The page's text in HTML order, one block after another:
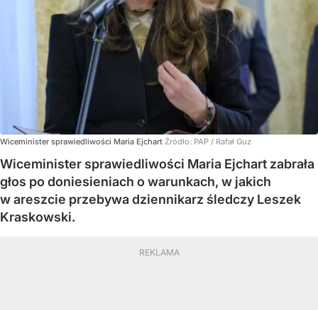
Wiceminister sprawiedliwości Maria Ejchart Źródło: PAP / Rafał Guz
Wiceminister sprawiedliwości Maria Ejchart zabrała
głos po doniesieniach o warunkach, w jakich
w areszcie przebywa dziennikarz śledczy Leszek
Kraskowski.